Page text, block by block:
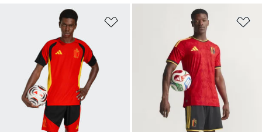
Ajouter à la Liste de produits